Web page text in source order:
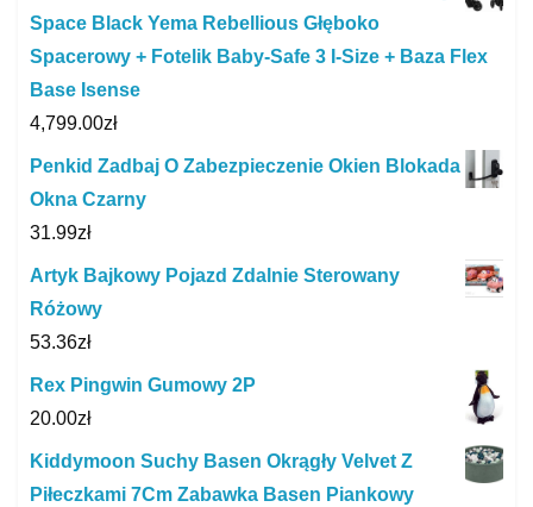
Space Black Yema Rebellious Głęboko
Spacerowy + Fotelik Baby-Safe 3 I-Size + Baza Flex
Base Isense
4,799.00zł
Penkid Zadbaj O Zabezpieczenie Okien Blokada
Okna Czarny
31.99zł
Artyk Bajkowy Pojazd Zdalnie Sterowany
Różowy
53.36zł
Rex Pingwin Gumowy 2P
20.00zł
Kiddymoon Suchy Basen Okrągły Velvet Z
Piłeczkami 7Cm Zabawka Basen Piankowy